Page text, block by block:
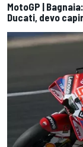
MotoGP |
Ducati, devo